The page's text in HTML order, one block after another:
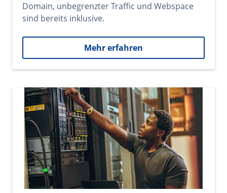
Domain, unbegrenzter Traffic und Webspace
sind bereits inklusive.
Mehr erfahren